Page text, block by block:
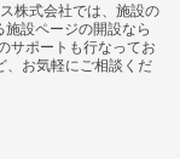
株式会社では、施設の
設ページの開設なら
サポートも行なってお
、お気軽にご相談くだ